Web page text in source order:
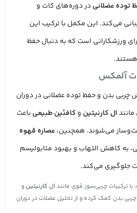
توده عضلانیدر دوره‌های کات و
می‌کند. این مکمل با ترکیب این
ورزشکارانی است که به دنبال حفظ
آلمکس
چربی بدن و حفظ توده عضلانی در دوران
ال کارنیتین و کافئین طبیعی باعث
می‌شوند. همچنین،عصاره قهوه
به کاهش التهاب و بهبود متابولیسم
جلوگیری می‌کند.
: با ترکیبات چربی‌سوز قوی مانندال کارنیتین و
بدن کمک کرده و از تحلیل عضلات در دوران